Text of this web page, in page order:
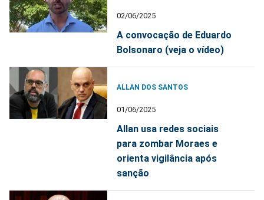
02/06/2025
A convocação de Eduardo
Bolsonaro (veja o vídeo)
ALLAN DOS SANTOS
01/06/2025
Allan usa redes sociais
para zombar Moraes e
orienta vigilância após
sanção